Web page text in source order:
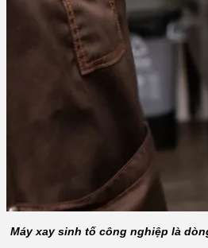
Máy xay sinh tố công nghiệp là